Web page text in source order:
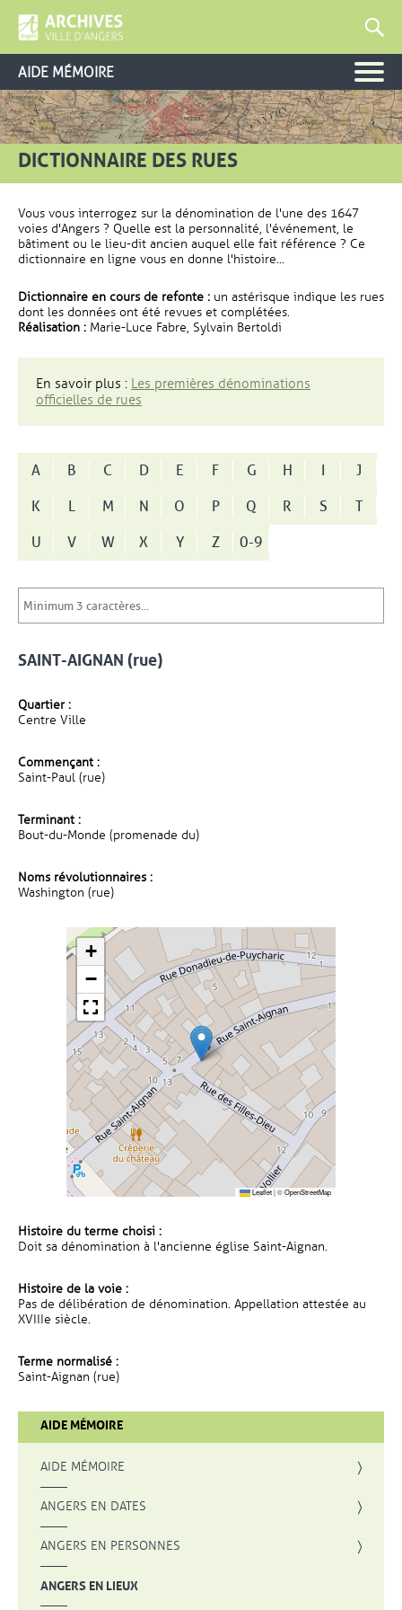
AIDE MÉMOIRE
DICTIONNAIRE DES RUES
Vous vous interrogez sur la dénomination de l'une des 1647
voies d'Angers ? Quelle est la personnalité, l'événement, le
bâtiment ou le lieu-dit ancien auquel elle fait référence ? Ce
dictionnaire en ligne vous en donne l'histoire...
Dictionnaire en cours de refonte : un astérisque indique les rues
dont les données ont été revues et complétées.
Réalisation : Marie-Luce Fabre, Sylvain Bertoldi
En savoir plus : Les premières dénominations
officielles de rues
A B C D E F G H I
J
K
L M N O P Q R S
T
U
V W X Y Z 0-9
SAINT-AIGNAN (rue)
Quartier :
Centre Ville
Commençant :
Saint-Paul (rue)
Terminant :
Bout-du-Monde (promenade du)
Noms révolutionnaires :
Washington (rue)
+
−
Leaflet|©OpenStreetMap
Histoire du terme choisi :
Doit sa dénomination à l'ancienne église Saint-Aignan.
Histoire de la voie :
Pas de délibération de dénomination. Appellation attestée au
XVIIIe siècle.
Terme normalisé :
Saint-Aignan (rue)
AIDE MÉMOIRE
AIDE MÉMOIRE
ANGERS EN DATES
ANGERS EN PERSONNES
ANGERS EN LIEUX